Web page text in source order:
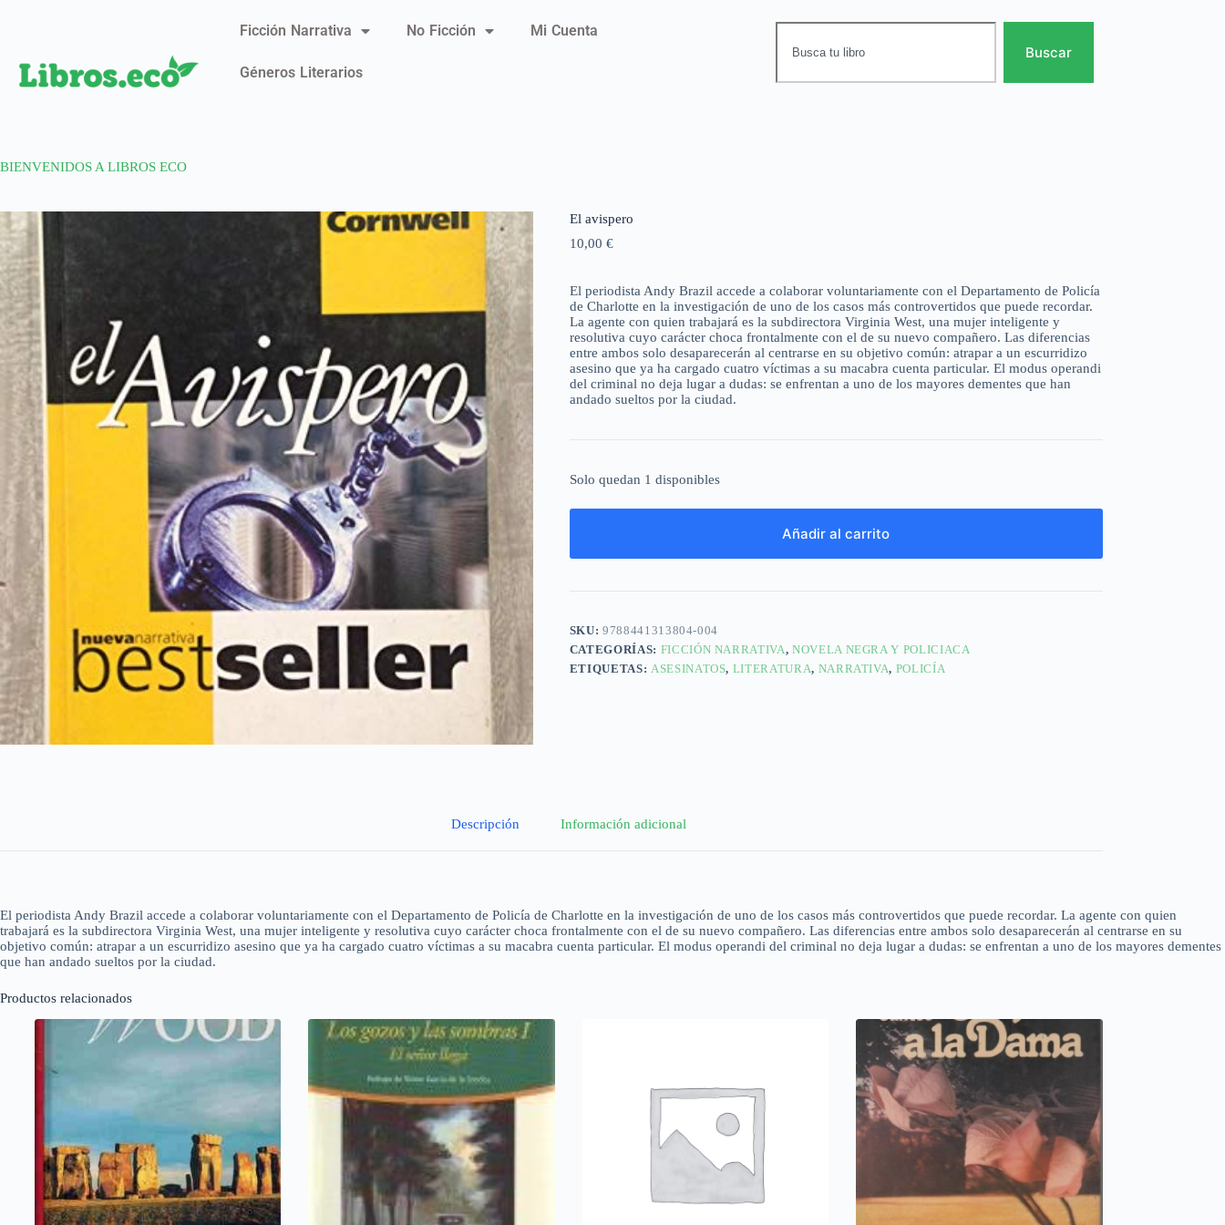
Ficción Narrativa No Ficción Mi Cuenta
Géneros Literarios
Buscar
BIENVENIDOS A LIBROS ECO
El avispero
10,00 €
El periodista Andy Brazil accede a colaborar voluntariamente con el Departamento de Policía
de Charlotte en la investigación de uno de los casos más controvertidos que puede recordar.
La agente con quien trabajará es la subdirectora Virginia West, una mujer inteligente y
resolutiva cuyo carácter choca frontalmente con el de su nuevo compañero. Las diferencias
entre ambos solo desaparecerán al centrarse en su objetivo común: atrapar a un escurridizo
asesino que ya ha cargado cuatro víctimas a su macabra cuenta particular. El modus operandi
del criminal no deja lugar a dudas: se enfrentan a uno de los mayores dementes que han
andado sueltos por la ciudad.
Solo quedan 1 disponibles
Añadir al carrito
SKU:9788441313804-004
CATEGORÍAS: FICCIÓN NARRATIVA, NOVELA NEGRA Y POLICIACA
ETIQUETAS: ASESINATOS, LITERATURA, NARRATIVA, POLICÍA
Descripción Información adicional
El periodista Andy Brazil accede a colaborar voluntariamente con el Departamento de Policía de Charlotte en la investigación de uno de los casos más controvertidos que puede recordar. La agente con quien
trabajará es la subdirectora Virginia West, una mujer inteligente y resolutiva cuyo carácter choca frontalmente con el de su nuevo compañero. Las diferencias entre ambos solo desaparecerán al centrarse en su
objetivo común: atrapar a un escurridizo asesino que ya ha cargado cuatro víctimas a su macabra cuenta particular. El modus operandi del criminal no deja lugar a dudas: se enfrentan a uno de los mayores dementes
que han andado sueltos por la ciudad.
Productos relacionados